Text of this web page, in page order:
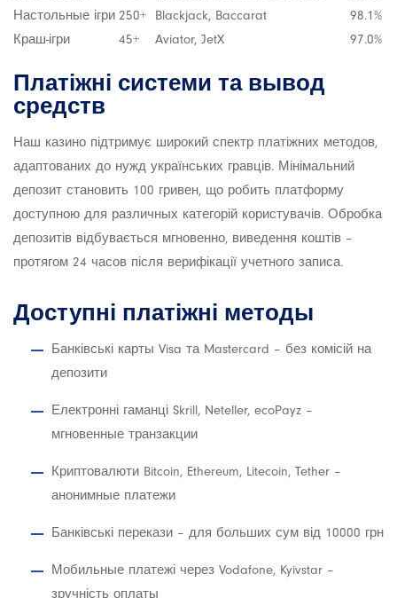
Настольные ігри 250+ Blackjack, Baccarat
98.1%
Краш-ігри
45+ Aviator, JetX 97.0%
Платіжні системи та вывод
средств
Наш казино підтримує широкий спектр платіжних методов,
адаптованих до нужд українських гравців. Мінімальний
депозит становить 100 гривен, що робить платформу
доступною для различных категорій користувачів. Обробка
депозитів відбувається мгновенно, виведення коштів –
протягом 24 часов після верифікації учетного записа.
Доступні платіжні методы
Банківські карты Visa та Mastercard – без комісій на
депозити
Електронні гаманці Skrill, Neteller, ecoPayz –
мгновенные транзакции
Криптовалюти Bitcoin, Ethereum, Litecoin, Tether –
анонимные платежи
Банківські перекази – для больших сум від 10000 грн
Мобильные платежі через Vodafone, Kyivstar –
зручність оплаты